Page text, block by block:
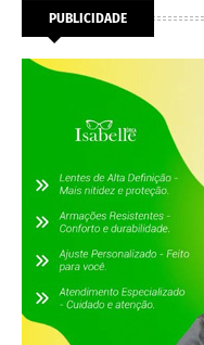
PUBLICIDADE